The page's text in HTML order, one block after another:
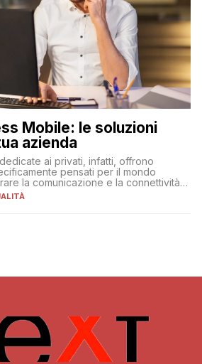
Mobile: le soluzioni
azienda
ai privati, infatti, offrono
pensati per il mondo
la comunicazione e la connettività